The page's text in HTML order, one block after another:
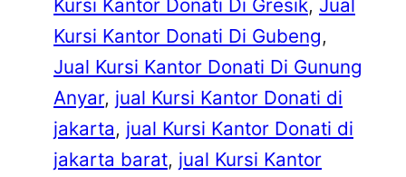
Kursi Kantor Donati Di Gresik, Jual
Kursi Kantor Donati Di Gubeng
Jual Kursi Kantor Donati Di Gunung
Anyar, jual Kursi Kantor Donati di
jakarta, jual Kursi Kantor Donati di
jakarta barat, jual Kursi Kantor